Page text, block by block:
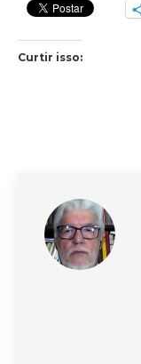
Curtir isso: